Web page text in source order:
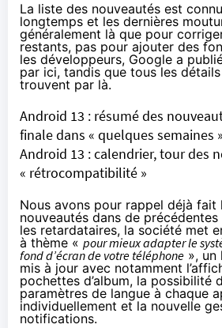
La liste des nouveautés est
longtemps et les dernières
généralement là que pour
restants, pas pour ajouter des
les développeurs, Google a
par ici, tandis que tous les détails
trouvent par là.
Android 13 : résumé des
finale dans « quelques semaines »
Android 13 : calendrier, tour des
« rétrocompatibilité »
Nous avons pour rappel déjà fait
nouveautés dans de
les retardataires, la société met
à thème « pour mieux adapter le
fond d’écran de votre téléphone », un
mis à jour avec notamment
pochettes d’album, la possibilité
paramètres de langue à chaque
individuellement et la nouvelle
notifications.